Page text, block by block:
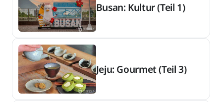
Busan: Kultur (Teil 1)
Jeju: Gourmet (Teil 3)